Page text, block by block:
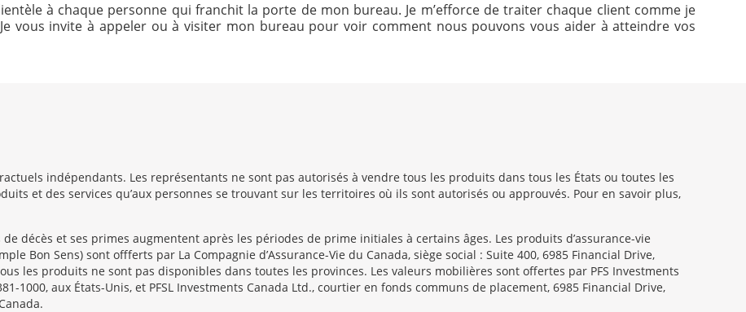
à chaque personne qui franchit la porte de mon bureau. Je m’efforce de traiter chaque client comme je
vous invite à appeler ou à visiter mon bureau pour voir comment nous pouvons vous aider à atteindre vos
indépendants. Les représentants ne sont pas autorisés à vendre tous les produits dans tous les États ou toutes les
et des services qu’aux personnes se trouvant sur les territoires où ils sont autorisés ou approuvés. Pour en savoir plus,
décès et ses primes augmentent après les périodes de prime initiales à certains âges. Les produits d’assurance-vie
Bon Sens) sont offferts par La Compagnie d’Assurance-Vie du Canada, siège social : Suite 400, 6985 Financial Drive,
les produits ne sont pas disponibles dans toutes les provinces. Les valeurs mobilières sont offertes par PFS Investments
1000, aux États-Unis, et PFSL Investments Canada Ltd., courtier en fonds communs de placement, 6985 Financial Drive,